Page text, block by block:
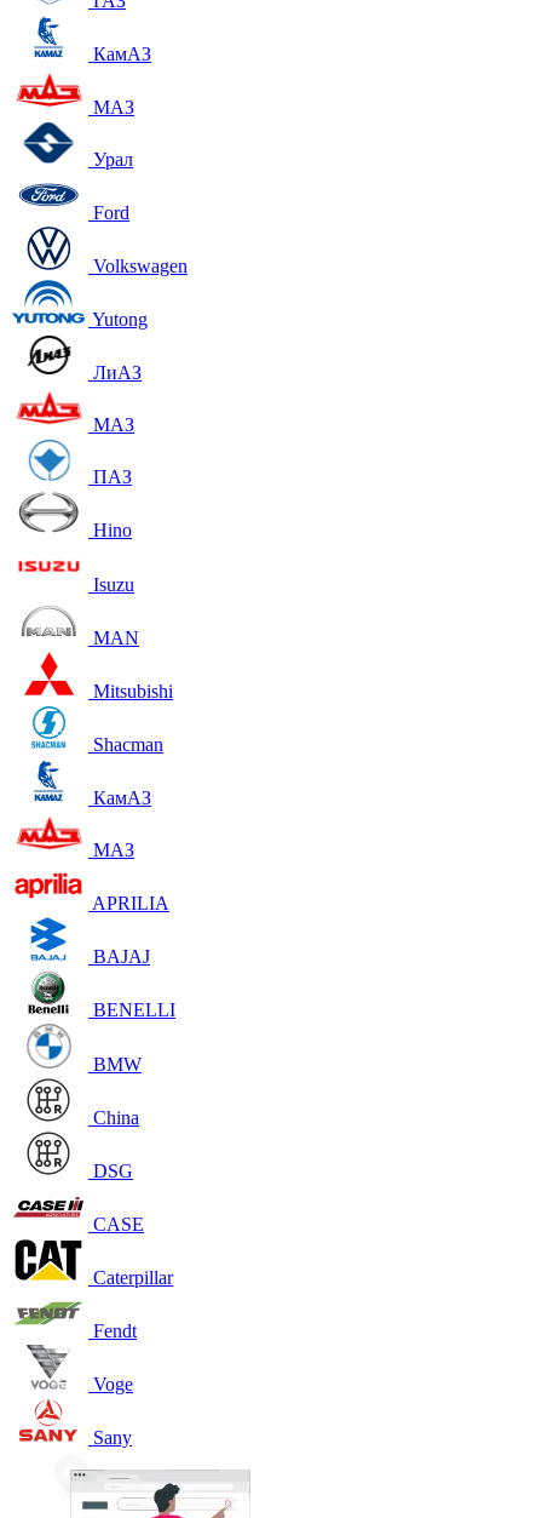
КамАЗ
МАЗ
Урал
Ford
Volkswagen
Yutong
ЛиАЗ
МАЗ
ПАЗ
Hino
Isuzu
MAN
Mitsubishi
Shacman
КамАЗ
МАЗ
APRILIA
BAJAJ
BENELLI
BMW
China
DSG
CASE
Caterpillar
Fendt
Voge
Sany